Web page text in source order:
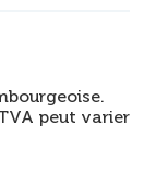
peut varier